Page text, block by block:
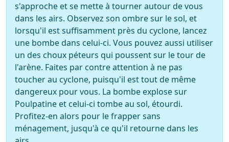
s'approche et se mette à tourner autour de vous
dans les airs. Observez son ombre sur le sol, et
lorsqu'il est suffisamment près du cyclone, lancez
une bombe dans celui-ci. Vous pouvez aussi utiliser
un des choux péteurs qui poussent sur le tour de
l'arène. Faites par contre attention à ne pas
toucher au cyclone, puisqu'il est tout de même
dangereux pour vous. La bombe explose sur
Poulpatine et celui-ci tombe au sol, étourdi.
Profitez-en alors pour le frapper sans
ménagement, jusqu'à ce qu'il retourne dans les